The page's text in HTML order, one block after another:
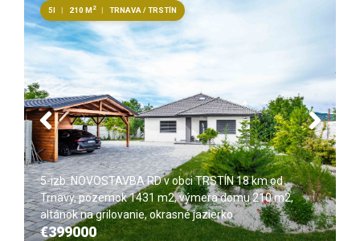
5-izb. NOVOSTAVBA RD v obci TRSTÍN 18 km od
Trnavy, pozemok 1431 m2, výmera domu 210 m2,
altánok na grilovanie, okrasné jazierko
€399000
5I | 210 M 2 | TRNAVA / TRSTÍN